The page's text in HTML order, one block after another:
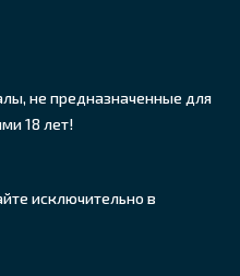
не предназначенные для
18 лет!
исключительно в